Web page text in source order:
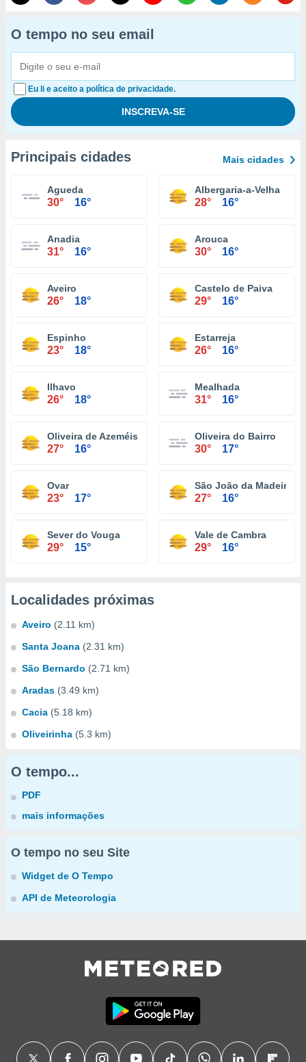
O tempo no seu email
Eu li e aceito a política de privacidade.
Principais cidades Mais cidades
Agueda
30° 16°
Albergaria-a-Velha
28° 16°
Anadia
31° 16°
Arouca
30° 16°
Aveiro
26° 18°
Castelo de Paiva
29° 16°
Espinho
23° 18°
Estarreja
26° 16°
Ilhavo
26° 18°
Mealhada
31° 16°
Oliveira de Azeméis
27° 16°
Oliveira do Bairro
30° 17°
Ovar
23° 17°
São João da Madeira
27° 16°
Sever do Vouga
29° 15°
Vale de Cambra
29° 16°
Localidades próximas
Aveiro (2.11 km)
Santa Joana (2.31 km)
São Bernardo (2.71 km)
Aradas (3.49 km)
Cacia (5.18 km)
Oliveirinha (5.3 km)
O tempo...
PDF
mais informações
O tempo no seu Site
Widget de O Tempo
API de Meteorologia